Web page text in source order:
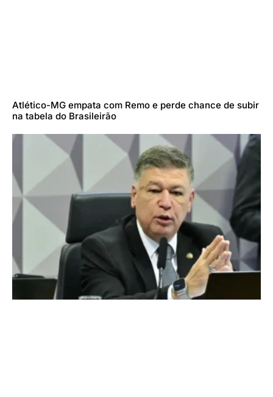
Atlético-MG empata com Remo e perde chance de subir
na tabela do Brasileirão